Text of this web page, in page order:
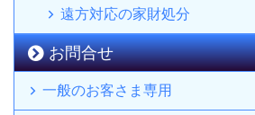
遠方対応の家財処分
お問合せ
一般のお客さま専用